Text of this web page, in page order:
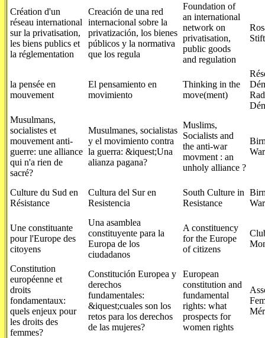
Création d'un
réseau international
sur la privatisation,
les biens publics et
la réglementation
Creación de una red
internacional sobre la
privatización, los bienes
públicos y la normativa
que los regula
Foundation of
an international
network on
privatisation,
public goods
and regulation
la pensée en
mouvement
El pensamiento en
movimiento
Thinking in the
move(ment)
Musulmans,
socialistes et
mouvement anti-
guerre: une alliance
qui n'a rien de
sacré?
Musulmanes, socialistas
y el movimiento contra
la guerra: &iquest;Una
alianza pagana?
Muslims,
Socialists and
the anti-war
movment : an
unholy alliance ?
Culture du Sud en
Résistance
Cultura del Sur en
Resistencia
South Culture in
Resistance
Une constituante
pour l'Europe des
citoyens
Una asamblea
constituyente para la
Europa de los
ciudadanos
A constituency
for the Europe
of citizens
Constitution
européenne et
droits
fondamentaux:
quels enjeux pour
les droits des
femmes?
Constitución Europea y
derechos
fundamentales:
&iquest;cuales son los
retos para los derechos
de las mujeres?
European
constitution and
fundamental
rights: what
prospects for
women rights